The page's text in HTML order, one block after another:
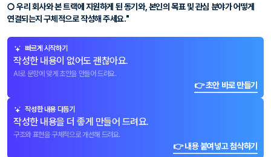
○ 우리 회사와 본 트랙에 지원하게 된 동기와, 본인의 목표 및 관심 분야가 어떻게
연결되는지 구체적으로 작성해 주세요."
빠르게 시작하기
작성한 내용이 없어도 괜찮아요.
AI로 문항에 맞게 초안을 만들어 드려요.
👉 초안 바로 만들기
작성한 내용 다듬기
작성한 내용을 더 좋게 만들어 드려요.
구조와 표현을 구체적으로 개선해 드려요.
👉 내용 붙여넣고 첨삭하기